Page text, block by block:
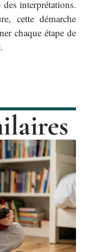
interprétations.
cette démarche
chaque étape de